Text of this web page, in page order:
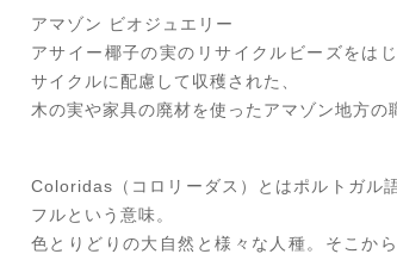
アマゾン ビオジュエリー
アサイー椰子の実のリサイクルビーズをは
サイクルに配慮して収穫された、
木の実や家具の廃材を使ったアマゾン地方の
Coloridas（コロリーダス）とはポルトガル
フルという意味。
色とりどりの大自然と様々な人種。そこか